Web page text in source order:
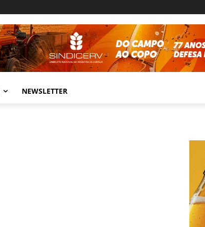
NEWSLETTER